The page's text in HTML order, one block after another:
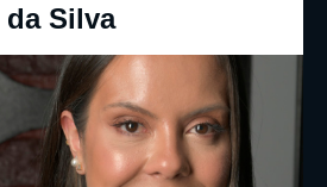
da Silva